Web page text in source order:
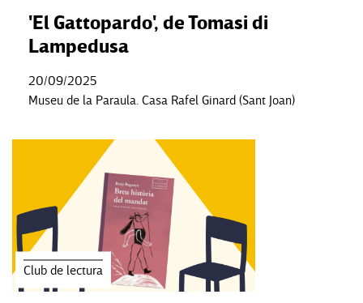
'El Gattopardo', de Tomasi di
Lampedusa
20/09/2025
Museu de la Paraula. Casa Rafel Ginard (Sant Joan)
Club de lectura